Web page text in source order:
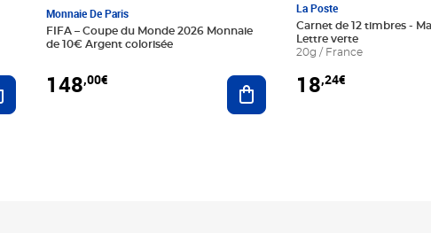
Ajouter au panier
Monnaie De Paris
FIFA – Coupe du Monde 2026 Monnaie
de 10€ Argent colorisée
148,00€ Ajouter au panier
La Poste
Carnet de 12 timbres -
Lettre verte
20g / France
18,24€